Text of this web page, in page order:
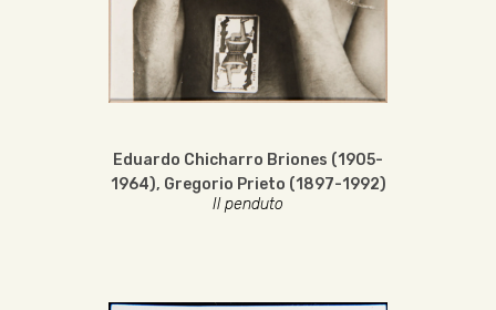
Eduardo Chicharro Briones (1905-
1964), Gregorio Prieto (1897-1992)
Il penduto